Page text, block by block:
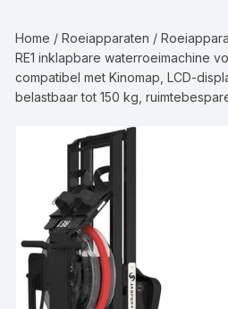
Home /Roeiapparaten /
RE1 inklapbare waterroeimachine
compatibel met Kinomap, LCD-
belastbaar tot 150 kg,